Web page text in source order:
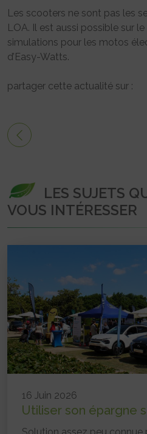
Les scooters ne sont pas les
LOA. Il est aussi possible sur le
simulations pour les motos
d’Easy-Watts.
partager cette actualité sur :
LES SUJETS
VOUS INTÉRESSER
16 Juin 2026
Utiliser son épargne